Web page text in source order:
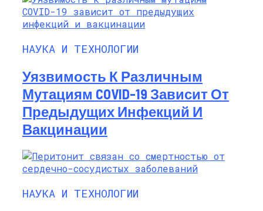
НАУКА И ТЕХНОЛОГИИ
Уязвимость К Различным
Мутациям COVID-19 Зависит От
Предыдущих Инфекций И
Вакцинации
НАУКА И ТЕХНОЛОГИИ